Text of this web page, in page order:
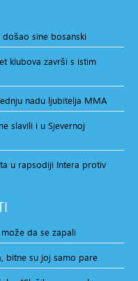
sine bosanski
klubova završi s istim
nadu ljubitelja MMA
slavili i u Sjevernoj
u rapsodiji Intera protiv
da se zapali
bitne su joj samo pare